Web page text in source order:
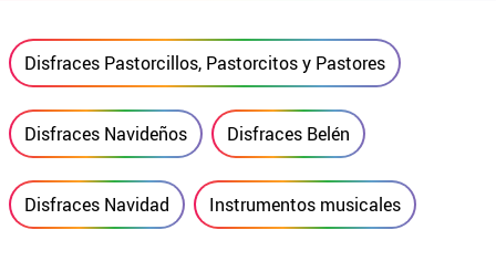
Disfraces Pastorcillos, Pastorcitos y Pastores
Disfraces Navideños Disfraces Belén
Disfraces Navidad Instrumentos musicales